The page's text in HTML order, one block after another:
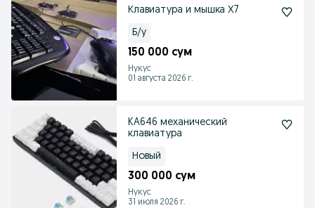
Клавиатура и мышка Х7
Б/у
150 000 сум
Нукус
01 августа 2026 г.
KA646 механический
клавиатура
Новый
300 000 сум
Нукус
31 июля 2026 г.